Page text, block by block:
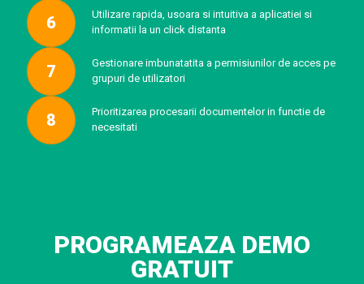
6
Utilizare rapida, usoara si intuitiva a aplicatiei si
informatii la un click distanta
7
Gestionare imbunatatita a permisiunilor de acces pe
grupuri de utilizatori
8
Prioritizarea procesarii documentelor in functie de
necesitati
PROGRAMEAZA DEMO
GRATUIT